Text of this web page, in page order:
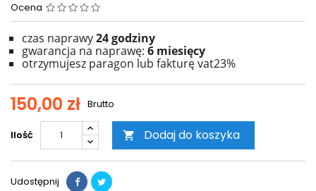
Ocena
czas naprawy24godziny
gwarancja na naprawę: 6 miesięcy
otrzymujesz paragon lub fakturę vat23%
150,00 zł Brutto
Ilość  Dodaj do koszyka
Udostępnij